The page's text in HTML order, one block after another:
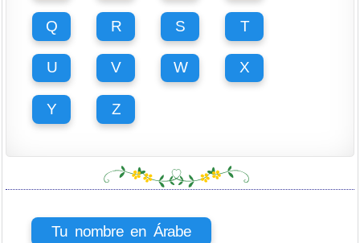
Q R S T
U V W X
Y Z
Tu nombre en Árabe